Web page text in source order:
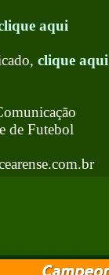
aqui
clique aqui
de Futebol